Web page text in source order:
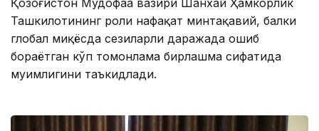
Қозоғистон Мудофаа вазири Шанхай Ҳамкорлик
Ташкилотининг роли нафақат минтақавий, балки
глобал миқёсда сезиларли даражада ошиб
бораётган кўп томонлама бирлашма сифатида
муҳимлигини таъкидлади.